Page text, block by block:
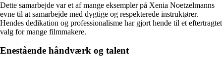
Dette samarbejde var et af mange eksempler på Xenia Noetzelmanns
evne til at samarbejde med dygtige og respekterede instruktører.
Hendes dedikation og professionalisme har gjort hende til et eftertragtet
valg for mange filmmakere.
Enestående håndværk og talent